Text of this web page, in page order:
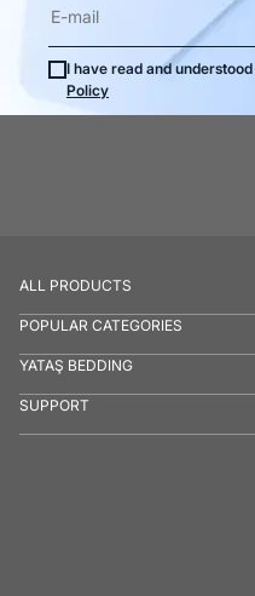
I have read and
Policy
ALL PRODUCTS
POPULAR CATEGORIES
YATAŞ BEDDING
SUPPORT